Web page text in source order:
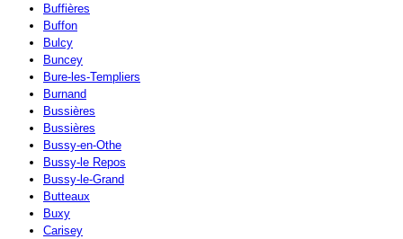
Buffières
Buffon
Bulcy
Buncey
Bure-les-Templiers
Burnand
Bussières
Bussières
Bussy-en-Othe
Bussy-le Repos
Bussy-le-Grand
Butteaux
Buxy
Carisey